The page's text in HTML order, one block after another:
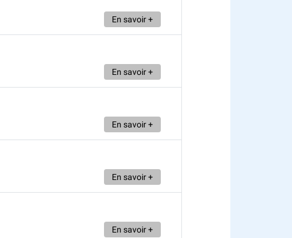
En savoir +
En savoir +
En savoir +
En savoir +
En savoir +